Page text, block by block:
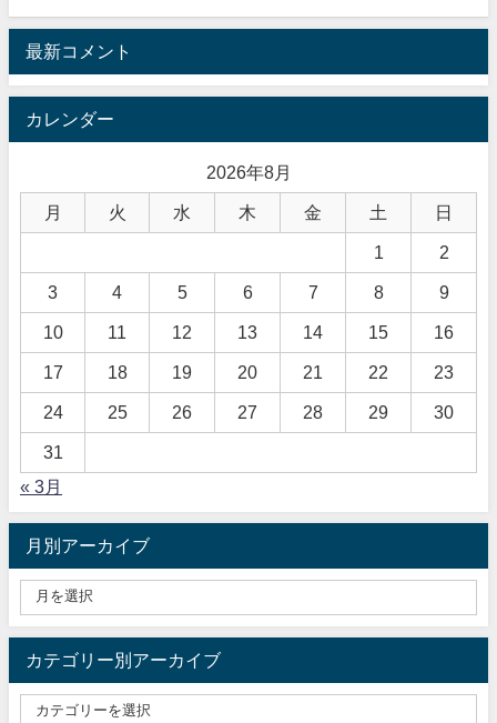
最新コメント
カレンダー
2026年8月
月 火 水 木 金 土 日
1 2
3 4 5 6 7 8 9
10 11 12 13 14 15 16
17 18 19 20 21 22 23
24 25 26 27 28 29 30
31
« 3月
月別アーカイブ
カテゴリー別アーカイブ